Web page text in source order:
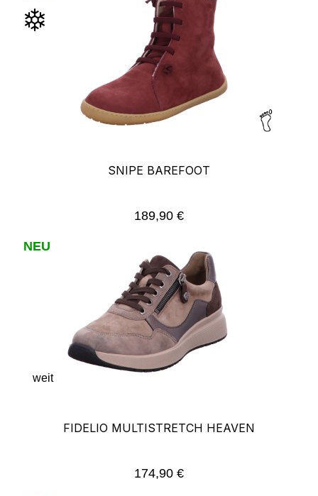
SNIPE BAREFOOT
Regulärer Preis:
189,90 €
NEU
weit
FIDELIO MULTISTRETCH HEAVEN
Regulärer Preis:
174,90 €